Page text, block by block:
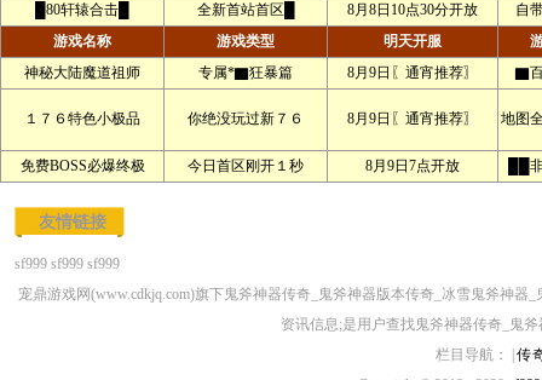
█80轩辕合击█ 全新首站首区█ 8月8日10点30分开放
自
游戏名称
游戏类型 明天开服
神秘大陆魔道祖师
专属*▇狂暴篇 8月9日〖通宵推荐〗 ▇
１７６特色小极品 你绝没玩过新７６ 8月9日〖通宵推荐〗 地图
免费BOSS必爆终极 今日首区刚开１秒 8月9日7点开放 ██
友情链接
sf999 sf999 sf999
宠鼎游戏网(www.cdkjq.com)旗下鬼斧神器传奇_鬼斧神器版本传奇_冰雪鬼斧神
资讯信息;是用户查找鬼斧神器传奇_鬼
栏目导航： |传